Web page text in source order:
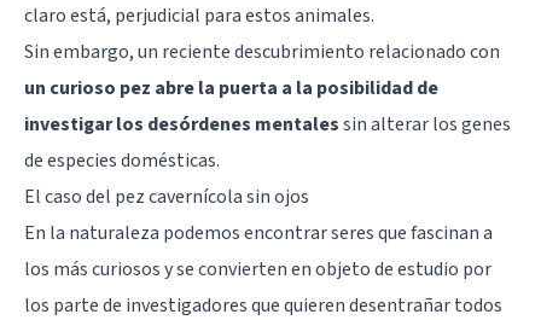
claro está, perjudicial para estos animales.
Sin embargo, un reciente descubrimiento relacionado con
un curioso pez abre la puerta a la posibilidad de
investigar los desórdenes mentalessin alterar los genes
de especies domésticas.
El caso del pez cavernícola sin ojos
En la naturaleza podemos encontrar seres que fascinan a
los más curiosos y se convierten en objeto de estudio por
los parte de investigadores que quieren desentrañar todos